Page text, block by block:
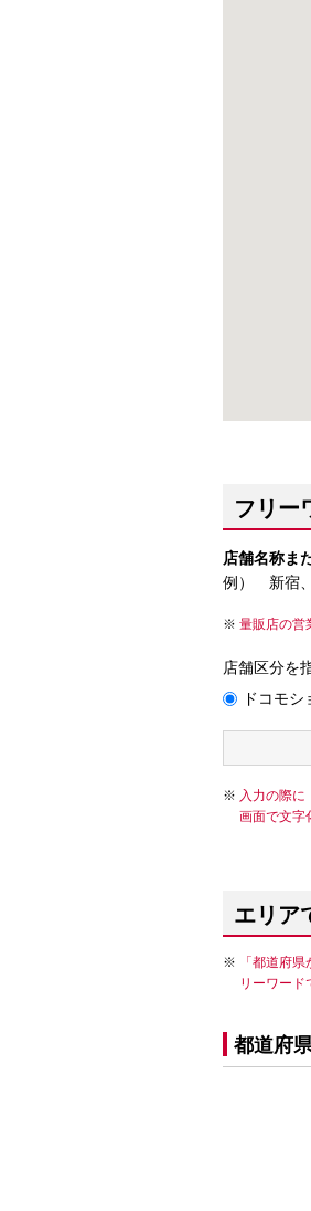
フリー
店舗名称ま
例） 新宿
量販店の営
店舗区分を
ドコモシ
入力の際
画面で文字
エリア
「都道府
リーワード
都道府